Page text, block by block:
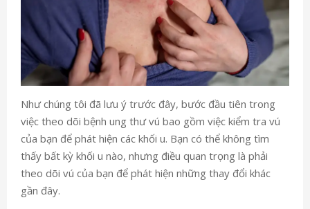
Như chúng tôi đã lưu ý trước đây, bước đầu tiên trong
việc theo dõi bệnh ung thư vú bao gồm việc kiểm tra vú
của bạn để phát hiện các khối u. Bạn có thể không tìm
thấy bất kỳ khối u nào, nhưng điều quan trọng là phải
theo dõi vú của bạn để phát hiện những thay đổi khác
gần đây.